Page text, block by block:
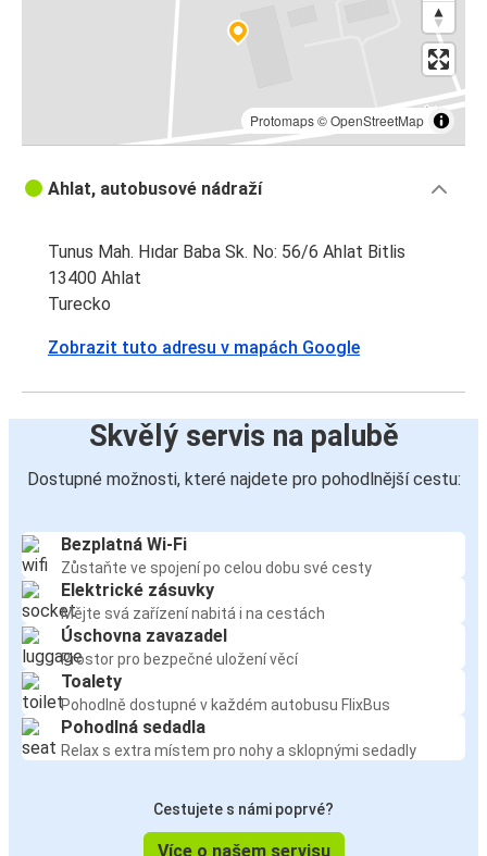
Protomaps©OpenStreetMap
Ahlat, autobusové nádraží
Tunus Mah. Hıdar Baba Sk. No: 56/6 Ahlat Bitlis
13400 Ahlat
Turecko
Zobrazit tuto adresu v mapách Google
Skvělý servis na palubě
Dostupné možnosti, které najdete pro pohodlnější cestu:
Bezplatná Wi-Fi
Zůstaňte ve spojení po celou dobu své cesty
Elektrické zásuvky
Mějte svá zařízení nabitá i na cestách
Úschovna zavazadel
Prostor pro bezpečné uložení věcí
Toalety
Pohodlně dostupné v každém autobusu FlixBus
Pohodlná sedadla
Relax s extra místem pro nohy a sklopnými sedadly
Cestujete s námi poprvé?
Více o našem servisu